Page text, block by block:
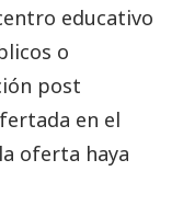
educativo
o
post
en el
oferta haya